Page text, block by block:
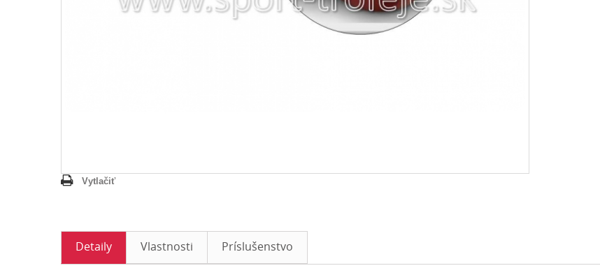
Vytlačiť
Detaily Vlastnosti Príslušenstvo